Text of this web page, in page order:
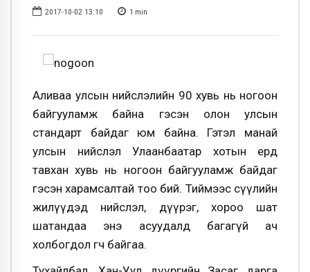
2017-10-02 13:10 1 min
Аливаа улсын нийслэлийн 90 хувь нь ногоон
байгууламж байна гэсэн олон улсын
стандарт байдаг юм байна. Гэтэл манай
улсын нийслэл Улаанбаатар хотын ердөө
тавхан хувь нь ногоон байгууламж байдаг
гэсэн харамсалтай тоо бий. Тиймээс сүүлийн
жилүүдэд нийслэл, дүүрэг, хороо шат
шатандаа энэ асуудалд багагүй ач
холбогдол өгч байгаа.